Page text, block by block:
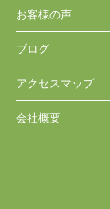
お客様の声
ブログ
アクセスマップ
会社概要